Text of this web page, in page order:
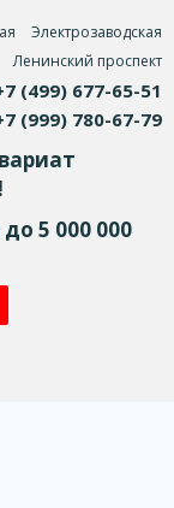
Электрозаводская
Ленинский проспект
(499) 677-65-51
(999) 780-67-79
5 000 000